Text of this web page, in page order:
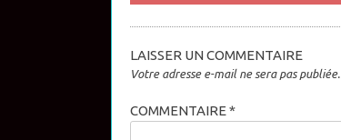
navigation
LAISSER UN COMMENTAIRE
Votre adresse e-mail ne sera pas publiée.
COMMENTAIRE *